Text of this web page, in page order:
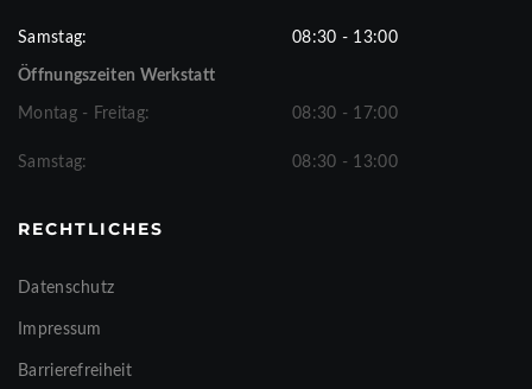
Samstag: 08:30 - 13:00
Öffnungszeiten Werkstatt
Montag - Freitag: 08:30 - 17:00
Samstag: 08:30 - 13:00
RECHTLICHES
Datenschutz
Impressum
Barrierefreiheit